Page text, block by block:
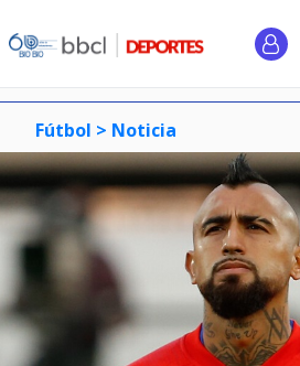
Fútbol > Noticia